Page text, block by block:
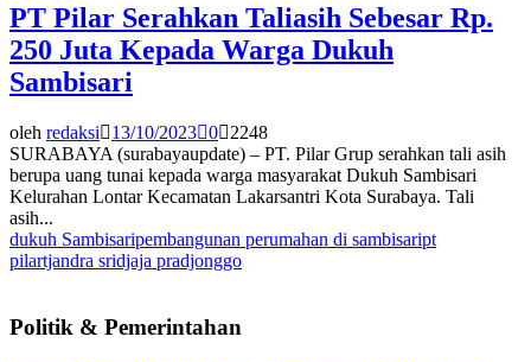
PT Pilar Serahkan Taliasih Sebesar Rp.
250 Juta Kepada Warga Dukuh
Sambisari
oleh redaksi 13/10/2023 0
2248
SURABAYA (surabayaupdate) – PT. Pilar Grup serahkan tali asih
berupa uang tunai kepada warga masyarakat Dukuh Sambisari
Kelurahan Lontar Kecamatan Lakarsantri Kota Surabaya. Tali
asih...
dukuh Sambisaripembangunan perumahan di sambisaript
pilartjandra sridjaja pradjonggo
Politik & Pemerintahan